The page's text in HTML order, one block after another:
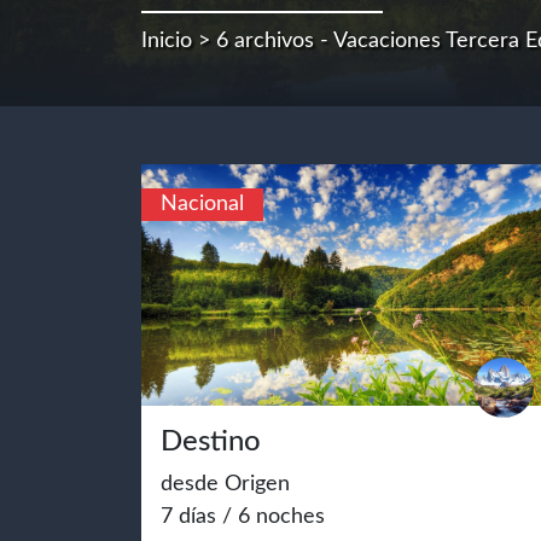
Inicio > 6 archivos - Vacaciones Tercera
Nacional
Destino
desde Origen
7 días / 6 noches